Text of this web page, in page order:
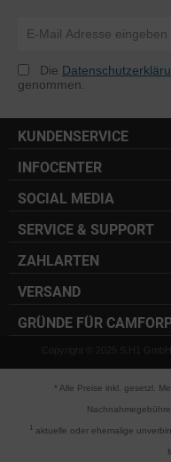
Die
genommen.
KUNDENSERVICE
INFOCENTER
SOCIAL MEDIA
SERVICE & SUPPORT
ZAHLARTEN
VERSAND
GRÜNDE FÜR
Copyright © 2025 S.H1
* Alle Preise inkl. gesetzl.
aktuelle oder ehemalige